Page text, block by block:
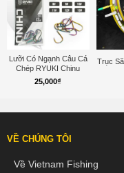
Lưỡi Có Ngạnh Câu Cá
Chép RYUKI Chinu
25,000₫
Trục
VỀ CHÚNG TÔI
Về Vietnam Fishing